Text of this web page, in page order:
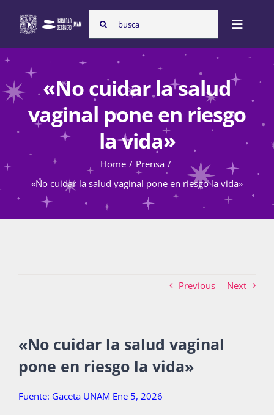
content
Search
for:
Toggle
Nosotras
Programas
Atención de la violencia de género
La Boletina
«No cuidar la salud
vaginal pone en riesgo
la vida»
Home
Prensa
«No cuidar la salud vaginal pone en riesgo la vida»
Previous Next
«No cuidar la salud vaginal
pone en riesgo la vida»
Fuente: Gaceta UNAM Ene 5, 2026